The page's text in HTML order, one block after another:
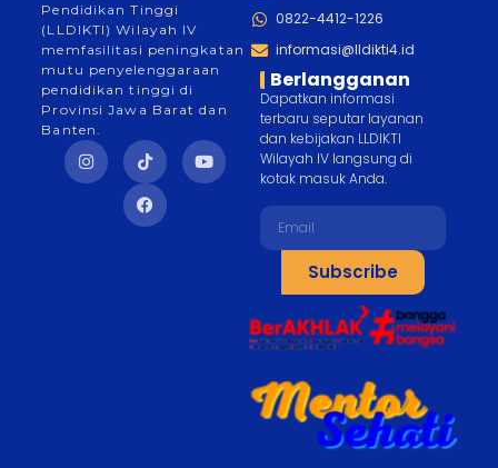
Pendidikan Tinggi
(LLDIKTI) Wilayah IV
memfasilitasi peningkatan
mutu penyelenggaraan
pendidikan tinggi di
Provinsi Jawa Barat dan
Banten.
0822-4412-1226
informasi@lldikti4.id
Berlangganan
Dapatkan informasi
terbaru seputar layanan
dan kebijakan LLDIKTI
Wilayah IV langsung di
kotak masuk Anda.
Subscribe